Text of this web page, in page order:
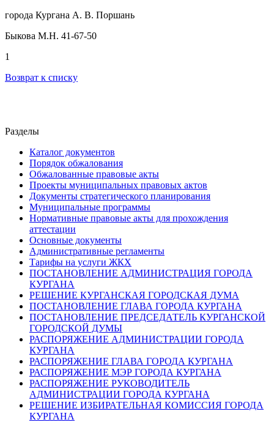
города Кургана А. В. Поршань
Быкова М.Н. 41-67-50
1
Возврат к списку
Разделы
Каталог документов
Порядок обжалования
Обжалованные правовые акты
Проекты муниципальных правовых актов
Документы стратегического планирования
Муниципальные программы
Нормативные правовые акты для прохождения
аттестации
Основные документы
Административные регламенты
Тарифы на услуги ЖКХ
ПОСТАНОВЛЕНИЕ АДМИНИСТРАЦИЯ ГОРОДА
КУРГАНА
РЕШЕНИЕ КУРГАНСКАЯ ГОРОДСКАЯ ДУМА
ПОСТАНОВЛЕНИЕ ГЛАВА ГОРОДА КУРГАНА
ПОСТАНОВЛЕНИЕ ПРЕДСЕДАТЕЛЬ КУРГАНСКОЙ
ГОРОДСКОЙ ДУМЫ
РАСПОРЯЖЕНИЕ АДМИНИСТРАЦИИ ГОРОДА
КУРГАНА
РАСПОРЯЖЕНИЕ ГЛАВА ГОРОДА КУРГАНА
РАСПОРЯЖЕНИЕ МЭР ГОРОДА КУРГАНА
РАСПОРЯЖЕНИЕ РУКОВОДИТЕЛЬ
АДМИНИСТРАЦИИ ГОРОДА КУРГАНА
РЕШЕНИЕ ИЗБИРАТЕЛЬНАЯ КОМИССИЯ ГОРОДА
КУРГАНА